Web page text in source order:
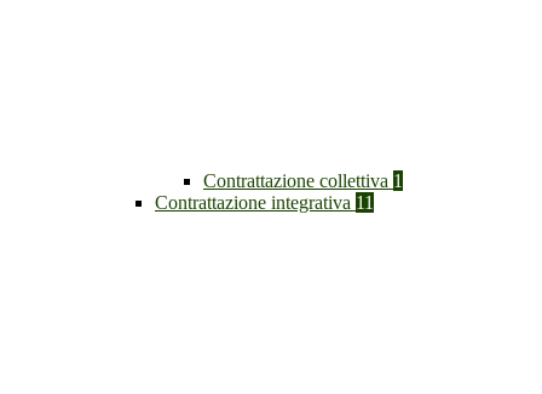
Contrattazione collettiva 1
Contrattazione integrativa 11